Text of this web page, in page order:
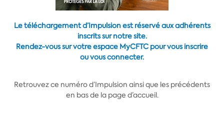
Le téléchargement d’Impulsion est réservé aux adhérents
inscrits sur notre site.
Rendez-vous sur votre espace MyCFTC pour vous inscrire
ou vous connecter.
Retrouvez ce numéro d’Impulsion ainsi que les précédents
en bas de la page d’accueil.